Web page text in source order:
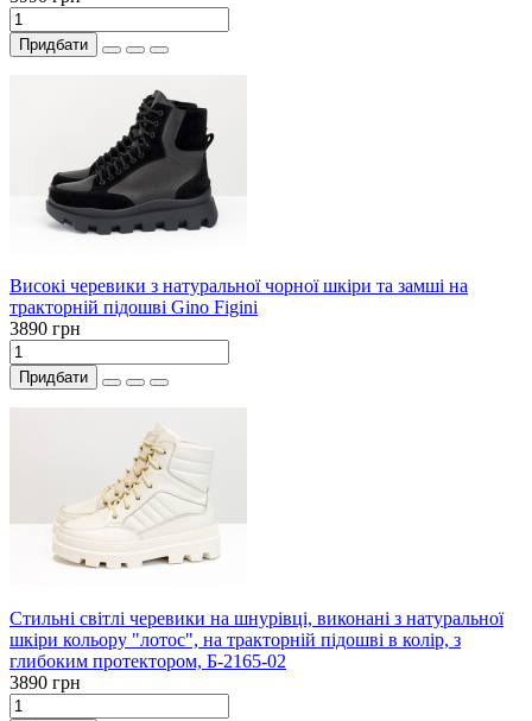
Придбати
Високі черевики з натуральної чорної шкіри та замші на
тракторній підошві Gino Figini
3890 грн
Придбати
Стильні світлі черевики на шнурівці, виконані з натуральної
шкіри кольору "лотос", на тракторній підошві в колір, з
глибоким протектором, Б-2165-02
3890 грн